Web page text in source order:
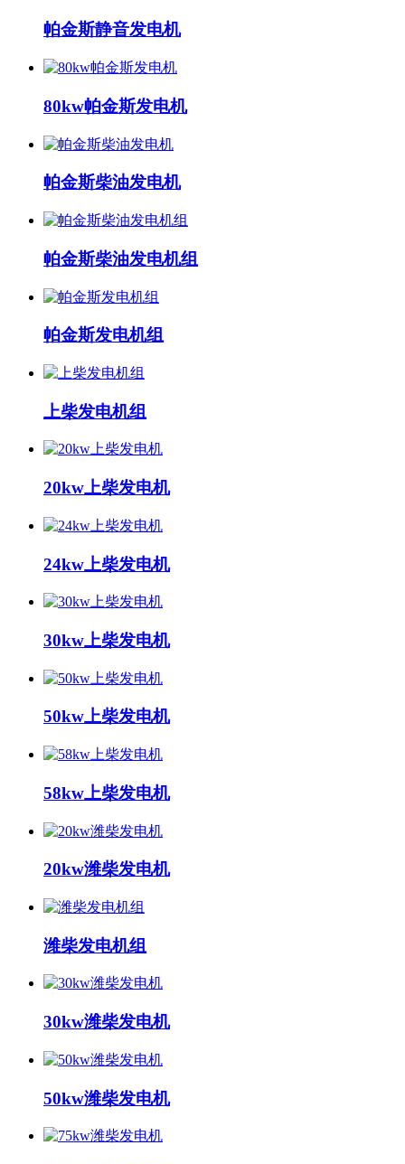
帕金斯静音发电机
80kw帕金斯发电机
帕金斯柴油发电机
帕金斯柴油发电机组
帕金斯发电机组
上柴发电机组
20kw上柴发电机
24kw上柴发电机
30kw上柴发电机
50kw上柴发电机
58kw上柴发电机
20kw潍柴发电机
潍柴发电机组
30kw潍柴发电机
50kw潍柴发电机